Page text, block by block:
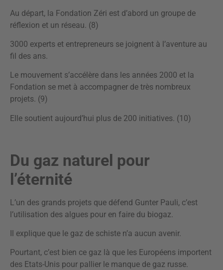
Au départ, la Fondation Zéri est d’abord un groupe de
réflexion et un réseau. (8)
3000 experts et entrepreneurs se joignent à l’aventure au
fil des ans.
Le mouvement s’accélère dans les années 2000 et la
Fondation se met à accompagner de très nombreux
projets. (9)
Elle soutient aujourd’hui plus de 200 initiatives. (10)
Du gaz naturel pour
l’éternité
L’un des grands projets que défend Gunter Pauli, c’est
l’utilisation des algues pour en faire du biogaz.
Il explique que le gaz de schiste n’a aucun avenir.
Pourtant, c’est bien ce gaz là que les Européens importent
des Etats-Unis pour pallier le manque de gaz russe.